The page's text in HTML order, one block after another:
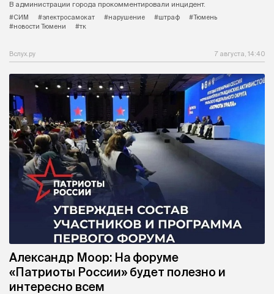
В администрации города прокомментировали инцидент.
#СИМ
#электросамокат #нарушение #штраф
#Тюмень
#новости Тюмени
#тк
Вслух.ру 7 августа, 14:40
Александр Моор: На форуме
«Патриоты России» будет полезно и
интересно всем